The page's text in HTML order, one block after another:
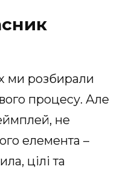
ми розбирали
процесу. Але
не
елемента –
цілі та